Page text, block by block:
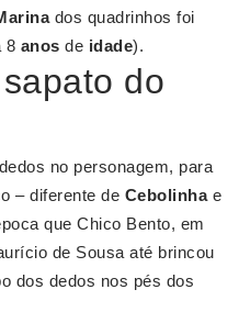
dos quadrinhos foi
8 anos de idade).
do
no personagem, para
– diferente de Cebolinhae
que Chico Bento, em
de Sousa até brincou
dos dedos nos pés dos